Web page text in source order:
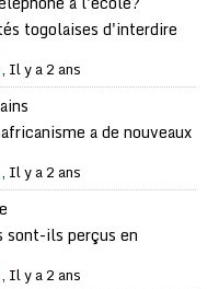
togolaises d'interdire
, Il y a 2 ans
a de nouveaux
, Il y a 2 ans
sont-ils perçus en
, Il y a 2 ans